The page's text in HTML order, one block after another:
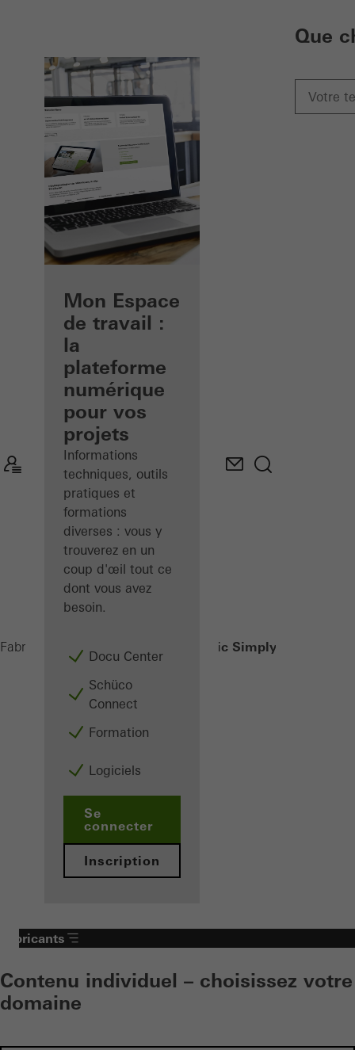
Avantages pour
vous en tant
que fabricants
de façades
inscrit
Découvrez
Mon
Espace de
travail
Mon Espace
de travail :
la
plateforme
numérique
pour vos
projets
Informations
techniques, outils
pratiques et
formations
diverses : vous y
trouverez en un
coup d'œil tout ce
dont vous avez
besoin.
Docu Center
Schüco
Connect
Formation
Logiciels
Se
connecter
Inscription
Que
Fabricants Produits TipTronic SimplySmart
Fabricants
Contenu individuel – choisissez votre
domaine